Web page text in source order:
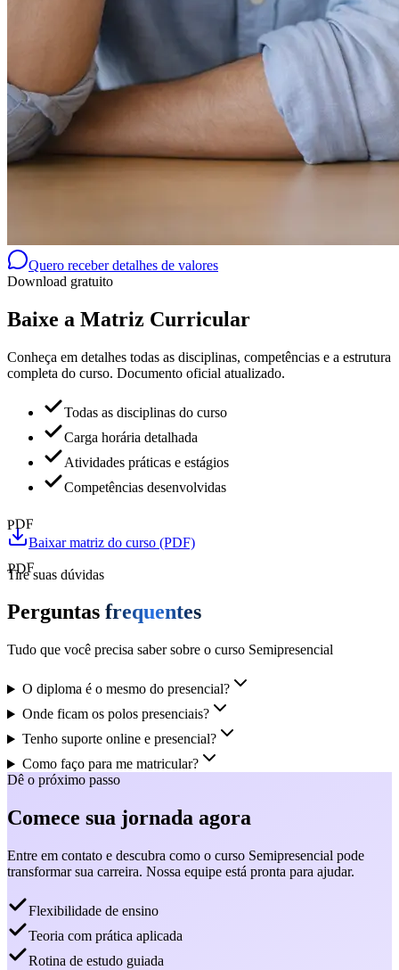
Quero receber detalhes de valores
Download gratuito
Baixe a Matriz Curricular
Conheça em detalhes todas as disciplinas, competências e a estrutura
completa do curso. Documento oficial atualizado.
Todas as disciplinas do curso
Carga horária detalhada
Atividades práticas e estágios
Competências desenvolvidas
PDF
Baixar matriz do curso (PDF)
PDF
Tire suas dúvidas
Perguntas frequentes
Tudo que você precisa saber sobre o curso Semipresencial
O diploma é o mesmo do presencial?
Onde ficam os polos presenciais?
Tenho suporte online e presencial?
Como faço para me matricular?
Dê o próximo passo
Comece sua jornada agora
Entre em contato e descubra como o curso Semipresencial pode
transformar sua carreira. Nossa equipe está pronta para ajudar.
Flexibilidade de ensino
Teoria com prática aplicada
Rotina de estudo guiada